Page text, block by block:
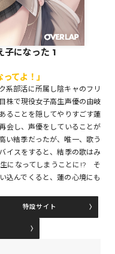
子になった 1
てよ！」
系部活に所属し陰キャのフリ
株で現役女子高生声優の由岐
ることを隠してやりすごす蓮
会し、声優をしていることが
い結季だったが、唯一、歌う
イスをすると、結季の歌はみ
になってしまうことに!? そ
込んでくると、蓮の心境にも
特設サイト